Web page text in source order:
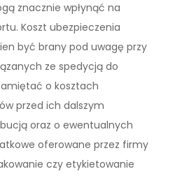
znacznie wpłynąć na
Koszt ubezpieczenia
być brany pod uwagę przy
ze spedycją do
o kosztach
przed ich dalszym
oraz o ewentualnych
oferowane przez firmy
czy etykietowanie